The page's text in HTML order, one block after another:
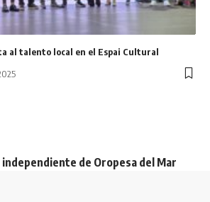
al talento local en el Espai Cultural
de Oropesa del Mar